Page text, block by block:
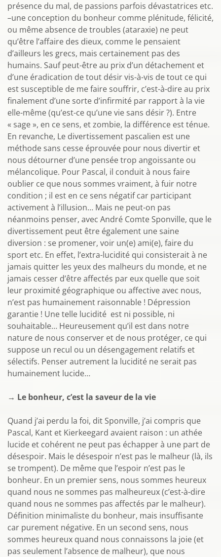
présence du mal, de passions parfois dévastatrices etc.
–une conception du bonheur comme plénitude, félicité,
ou même absence de troubles (ataraxie) ne peut
qu’être l’affaire des dieux, comme le pensaient
d’ailleurs les grecs, mais certainement pas des
humains. Sauf peut-être au prix d’un détachement et
d’une éradication de tout désir vis-à-vis de tout ce qui
est susceptible de me faire souffrir, c’est-à-dire au prix
finalement d’une sorte d’infirmité par rapport à la vie
elle-même (qu’est-ce qu’une vie sans désir ?). Entre
« sage », en ce sens, et zombie, la différence est ténue.
En revanche, Le divertissement pascalien est une
méthode sans cesse éprouvée pour nous divertir et
nous détourner d’une pensée trop angoissante ou
mélancolique. Pour Pascal, il conduit à nous faire
oublier ce que nous sommes vraiment, à fuir notre
condition ; il est en ce sens négatif car participant
activement à l’illusion… Mais ne peut-on pas
néanmoins penser, avec André Comte Sponville, que le
divertissement peut être également une saine
diversion : se promener, voir un(e) ami(e), faire du
sport etc. En effet, l’extra-lucidité qui consisterait à ne
jamais quitter les yeux des malheurs du monde, et ne
jamais cesser d’être affectés par eux quelle que soit
leur proximité géographique ou affective avec nous,
n’est pas humainement raisonnable ! Dépression
garantie ! Une telle lucidité est ni possible, ni
souhaitable… Heureusement qu’il est dans notre
nature de nous conserver et de nous protéger, ce qui
suppose un recul ou un désengagement relatifs et
sélectifs. Penser autrement la lucidité ne serait pas
humainement lucide…
→ Le bonheur, c’est la saveur de la vie
Quand j’ai perdu la foi, dit Sponville, j’ai compris que
Pascal, Kant et Kierkeegard avaient raison : un athée
lucide et cohérent ne peut pas échapper à une part de
désespoir. Mais le désespoir n’est pas le malheur (là, ils
se trompent). De même que l’espoir n’est pas le
bonheur. En un premier sens, nous sommes heureux
quand nous ne sommes pas malheureux (c’est-à-dire
quand nous ne sommes pas affectés par le malheur).
Définition minimaliste du bonheur, mais insuffisante
car purement négative. En un second sens, nous
sommes heureux quand nous connaissons la joie (et
pas seulement l’absence de malheur), que nous